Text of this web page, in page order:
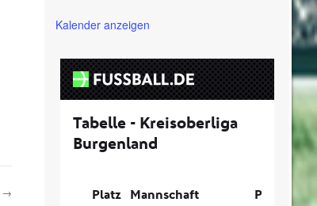
→
Kalender anzeigen